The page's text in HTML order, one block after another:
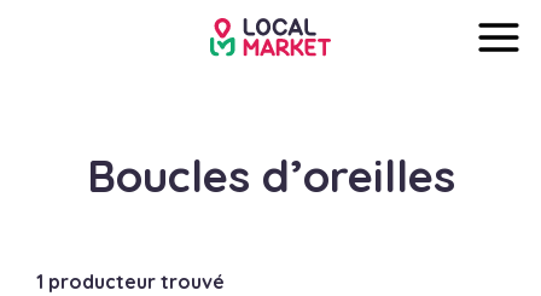
Boucles d’oreilles
1 producteur trouvé